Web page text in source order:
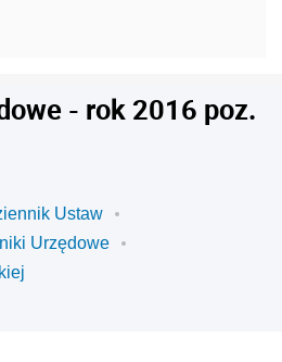
- rok 2016 poz.
Ustaw
Urzędowe